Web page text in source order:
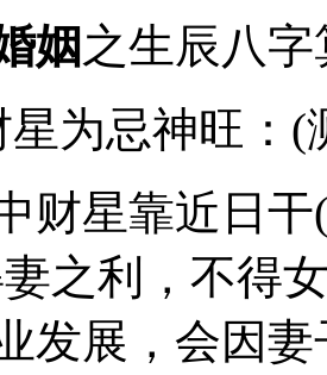
姻 之生辰八
忌神旺：(
星靠近日干(
之利，不得
发展，会因